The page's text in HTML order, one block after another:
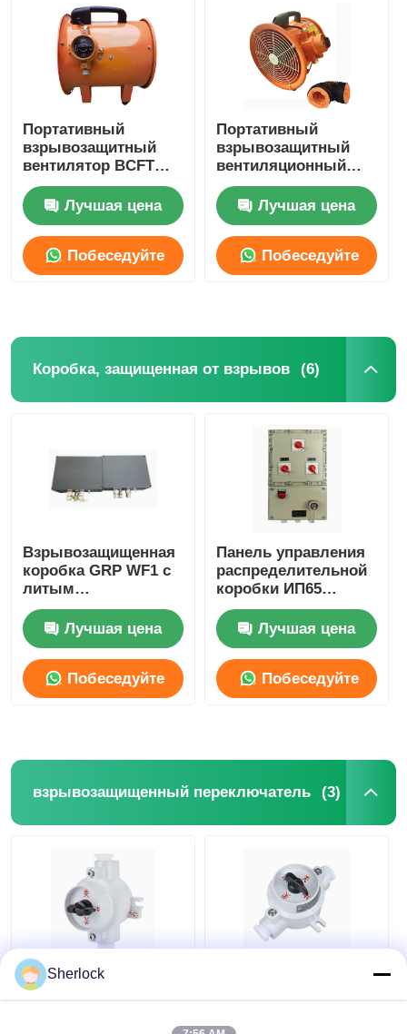
Отправить запрос
Взрывозащищенное освещение
Взрывозащищенный свет сигнала тревоги
взрывозащищенный вентилятор
Коробка, защищенная от взрывов
взрывозащищенные штепсельная вилка и гнездо
Портативный
взрывозащитный
вентилятор BCFT
серии 2800r/мин
Лучшая цена
Побеседуйте
Портативный
взрывозащитный
вентиляционный
вентилятор серии
SFT
Лучшая цена
Побеседуйте
Коробка, защищенная от взрывов (6)
Взрывозащищенная
коробка GRP WF1 с
литым
алюминиевым
корпусом IP65
Лучшая цена
Побеседуйте
Панель управления
распределительной
коробки ИП65
взрывозащищенная
коррозионностойкая
Лучшая цена
Побеседуйте
взрывозащищенный переключатель (3)
Сплавленный
алюминиевый
управления
Sherlock